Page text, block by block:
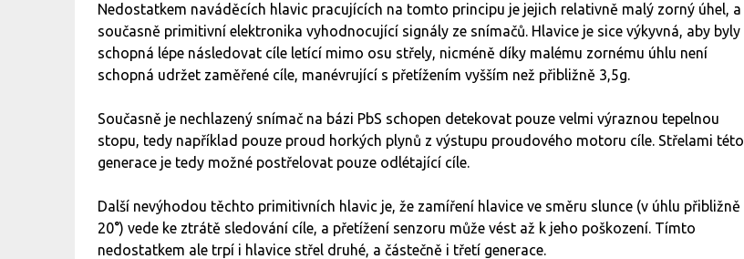
Nedostatkem naváděcích hlavic pracujících na tomto principu je jejich relativně malý zorný úhel, a
současně primitivní elektronika vyhodnocující signály ze snímačů. Hlavice je sice výkyvná, aby byly
schopná lépe následovat cíle letící mimo osu střely, nicméně díky malému zornému úhlu není
schopná udržet zaměřené cíle, manévrující s přetížením vyšším než přibližně 3,5g.
Současně je nechlazený snímač na bázi PbS schopen detekovat pouze velmi výraznou tepelnou
stopu, tedy například pouze proud horkých plynů z výstupu proudového motoru cíle. Střelami této
generace je tedy možné postřelovat pouze odlétající cíle.
Další nevýhodou těchto primitivních hlavic je, že zamíření hlavice ve směru slunce (v úhlu přibližně
20°) vede ke ztrátě sledování cíle, a přetížení senzoru může vést až k jeho poškození. Tímto
nedostatkem ale trpí i hlavice střel druhé, a částečně i třetí generace.